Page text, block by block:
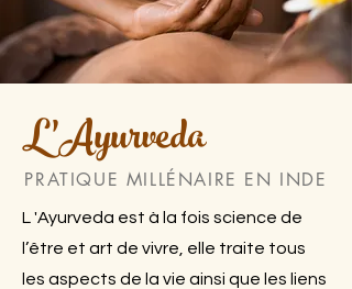
L'Ayurveda
PRATIQUE MILLÉNAIRE EN INDE
L 'Ayurveda est à la fois science de
l’être et art de vivre, elle traite tous
les aspects de la vie ainsi que les liens